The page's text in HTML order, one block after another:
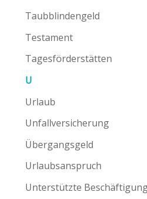
Taubblindengeld
Testament
Tagesförderstätten
U
Urlaub
Unfallversicherung
Übergangsgeld
Urlaubsanspruch
Unterstützte